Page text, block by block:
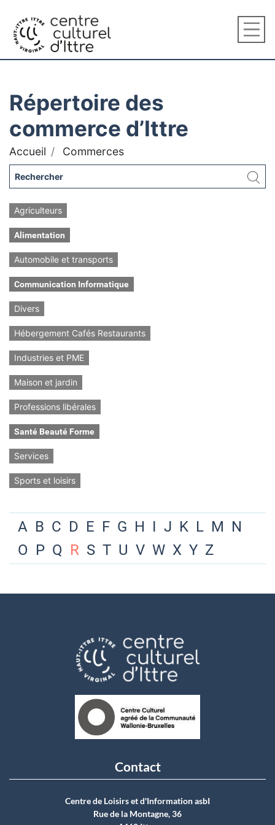
Répertoire des
commerce d’Ittre
Accueil Commerces
Agriculteurs
Alimentation
Automobile et transports
Communication Informatique
Divers
Hébergement Cafés Restaurants
Industries et PME
Maison et jardin
Professions libérales
Santé Beauté Forme
Services
Sports et loisirs
A B C D E F G H I J K L M N
O P Q R S T U V W X Y Z
Contact
Centre de Loisirs et d'Information asbI
Rue de la Montagne, 36